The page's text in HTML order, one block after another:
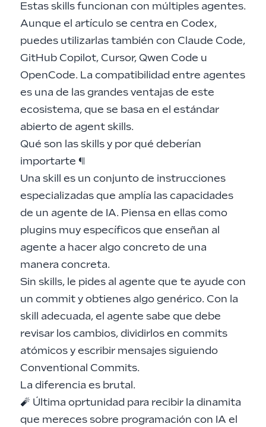
Estas skills funcionan con múltiples agentes.
Aunque el artículo se centra en Codex,
puedes utilizarlas también con Claude Code,
GitHub Copilot, Cursor, Qwen Code u
OpenCode. La compatibilidad entre agentes
es una de las grandes ventajas de este
ecosistema, que se basa en el estándar
abierto de agent skills.
Qué son las skills y por qué deberían
importarte ¶
Una skill es un conjunto de instrucciones
especializadas que amplía las capacidades
de un agente de IA. Piensa en ellas como
plugins muy específicos que enseñan al
agente a hacer algo concreto de una
manera concreta.
Sin skills, le pides al agente que te ayude con
un commit y obtienes algo genérico. Con la
skill adecuada, el agente sabe que debe
revisar los cambios, dividirlos en commits
atómicos y escribir mensajes siguiendo
Conventional Commits.
La diferencia es brutal.
🧨 Última oprtunidad para recibir la dinamita
que mereces sobre programación con IA el